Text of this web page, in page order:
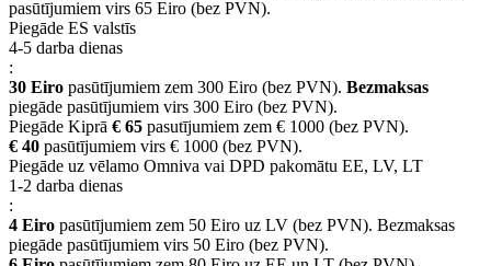
pasūtījumiem virs 65 Eiro (bez PVN).
Piegāde ES valstīs
4-5 darba dienas
:
30 Eiro pasūtījumiem zem 300 Eiro (bez PVN). Bezmaksas
piegāde pasūtījumiem virs 300 Eiro (bez PVN).
Piegāde Kiprā € 65 pasutījumiem zem € 1000 (bez PVN).
€ 40 pasūtījumiem virs € 1000 (bez PVN).
Piegāde uz vēlamo Omniva vai DPD pakomātu EE, LV, LT
1-2 darba dienas
:
4 Eiro pasūtījumiem zem 50 Eiro uz LV (bez PVN). Bezmaksas
piegāde pasūtījumiem virs 50 Eiro (bez PVN).